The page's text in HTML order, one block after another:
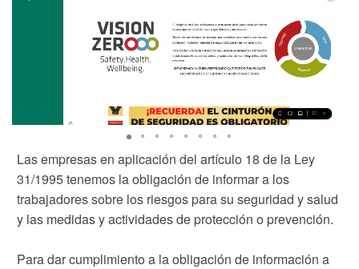
Las empresas en aplicación del artículo 18 de la Ley
31/1995 tenemos la obligación de informar a los
trabajadores sobre los riesgos para su seguridad y salud
y las medidas y actividades de protección o prevención.
Para dar cumplimiento a la obligación de información a